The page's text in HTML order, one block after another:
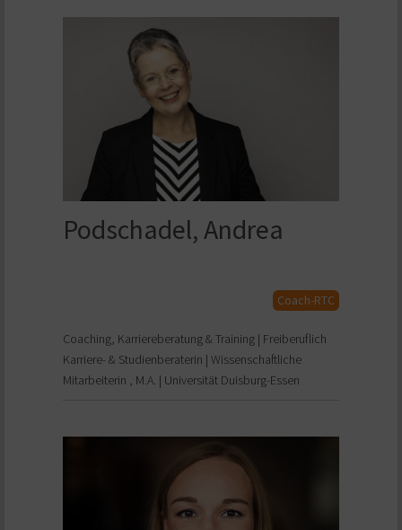
Podschadel, Andrea
Coach-RTC
Coaching, Karriereberatung & Training | Freiberuflich
Karriere- & Studienberaterin | Wissenschaftliche
Mitarbeiterin , M.A. | Universität Duisburg-Essen